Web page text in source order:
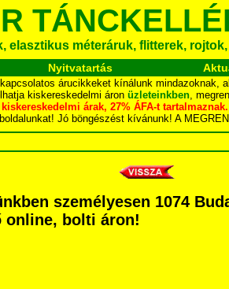
elasztikus méteráruk, flitterek,
Nyitvatartás
árucikkeket kínálunk mindazoknak,
kiskereskedelmi áron üzleteinkben,
árak, 27% ÁFA-t
Jó böngészést kívánunk! A
személyesen 1074
online, bolti áron!